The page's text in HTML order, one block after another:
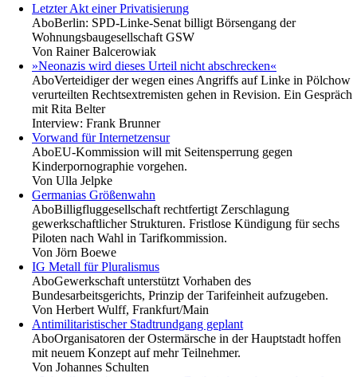
Letzter Akt einer Privatisierung
AboBerlin: SPD-Linke-Senat billigt Börsengang der
Wohnungsbaugesellschaft GSW
Von Rainer Balcerowiak
»Neonazis wird dieses Urteil nicht abschrecken«
AboVerteidiger der wegen eines Angriffs auf Linke in Pölchow
verurteilten Rechtsextremisten gehen in Revision. Ein Gespräch
mit Rita Belter
Interview: Frank Brunner
Vorwand für Internetzensur
AboEU-Kommission will mit Seitensperrung gegen
Kinderpornographie vorgehen.
Von Ulla Jelpke
Germanias Größenwahn
AboBilligfluggesellschaft rechtfertigt Zerschlagung
gewerkschaftlicher Strukturen. Fristlose Kündigung für sechs
Piloten nach Wahl in Tarifkommission.
Von Jörn Boewe
IG Metall für Pluralismus
AboGewerkschaft unterstützt Vorhaben des
Bundesarbeitsgerichts, Prinzip der Tarifeinheit aufzugeben.
Von Herbert Wulff, Frankfurt/Main
Antimilitaristischer Stadtrundgang geplant
AboOrganisatoren der Ostermärsche in der Hauptstadt hoffen
mit neuem Konzept auf mehr Teilnehmer.
Von Johannes Schulten